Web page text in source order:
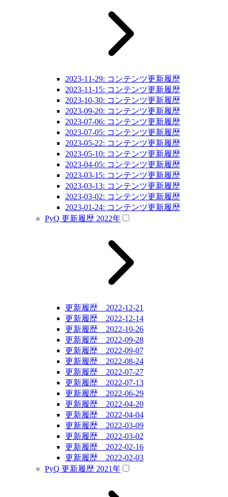
2023-11-29: コンテンツ更新履歴
2023-11-15: コンテンツ更新履歴
2023-10-30: コンテンツ更新履歴
2023-09-20: コンテンツ更新履歴
2023-07-06: コンテンツ更新履歴
2023-07-05: コンテンツ更新履歴
2023-05-22: コンテンツ更新履歴
2023-05-10: コンテンツ更新履歴
2023-04-05: コンテンツ更新履歴
2023-03-15: コンテンツ更新履歴
2023-03-13: コンテンツ更新履歴
2023-03-02: コンテンツ更新履歴
2023-01-24: コンテンツ更新履歴
PyQ 更新履歴 2022年
更新履歴 2022-12-21
更新履歴 2022-12-14
更新履歴 2022-10-26
更新履歴 2022-09-28
更新履歴 2022-09-07
更新履歴 2022-08-24
更新履歴 2022-07-27
更新履歴 2022-07-13
更新履歴 2022-06-29
更新履歴 2022-04-20
更新履歴 2022-04-04
更新履歴 2022-03-09
更新履歴 2022-03-02
更新履歴 2022-02-16
更新履歴 2022-02-03
PyQ 更新履歴 2021年